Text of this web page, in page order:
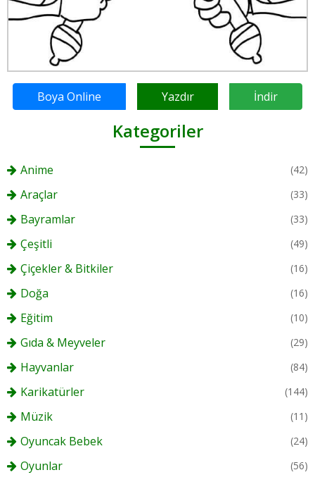
Boya Online Yazdır İndir
Kategoriler
Anime (42)
Araçlar (33)
Bayramlar (33)
Çeşitli (49)
Çiçekler & Bitkiler (16)
Doğa (16)
Eğitim (10)
Gıda & Meyveler (29)
Hayvanlar (84)
Karikatürler (144)
Müzik (11)
Oyuncak Bebek (24)
Oyunlar (56)